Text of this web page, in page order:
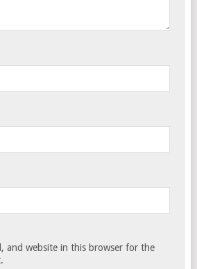
and website in this browser for the